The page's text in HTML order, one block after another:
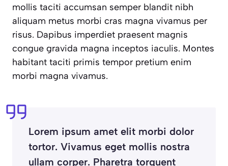
mollis taciti accumsan semper blandit nibh
aliquam metus morbi cras magna vivamus per
risus. Dapibus imperdiet praesent magnis
congue gravida magna inceptos iaculis. Montes
habitant taciti primis tempor pretium enim
morbi magna vivamus.
Lorem ipsum amet elit morbi dolor
tortor. Vivamus eget mollis nostra
ullam corper. Pharetra torquent